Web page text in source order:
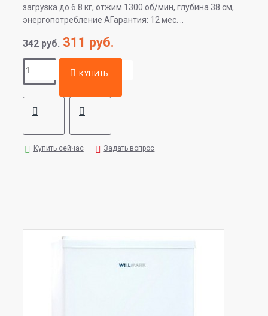
загрузка до 6.8 кг, отжим 1300 об/мин, глубина 38 см,
энергопотребление AГарантия: 12 мес. ..
342 руб. 311 руб.
КУПИТЬ
Купить сейчас Задать вопрос